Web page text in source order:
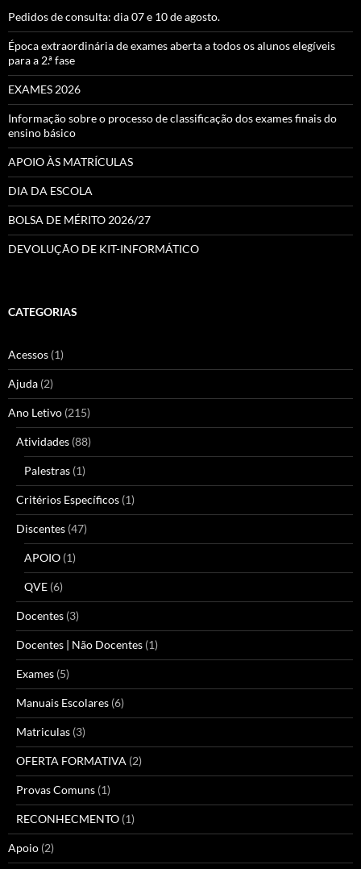
Pedidos de consulta: dia 07 e 10 de agosto.
Época extraordinária de exames aberta a todos os alunos elegíveis
para a 2.ª fase
EXAMES 2026
Informação sobre o processo de classificação dos exames finais do
ensino básico
APOIO ÀS MATRÍCULAS
DIA DA ESCOLA
BOLSA DE MÉRITO 2026/27
DEVOLUÇÃO DE KIT-INFORMÁTICO
CATEGORIAS
Acessos (1)
Ajuda (2)
Ano Letivo (215)
Atividades (88)
Palestras (1)
Critérios Específicos (1)
Discentes (47)
APOIO (1)
QVE (6)
Docentes (3)
Docentes | Não Docentes (1)
Exames (5)
Manuais Escolares (6)
Matriculas (3)
OFERTA FORMATIVA (2)
Provas Comuns (1)
RECONHECMENTO (1)
Apoio (2)